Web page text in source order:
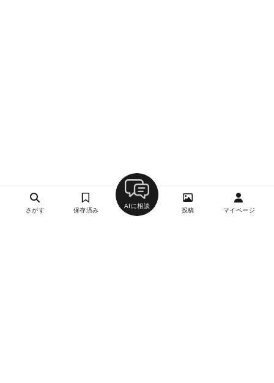
さがす 保存済み
AIに相談
投稿 マイページ